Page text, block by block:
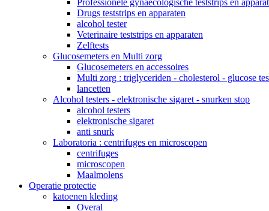
Drugs teststrips en apparaten
alcohol tester
Veterinaire teststrips en apparaten
Zelftests
Glucosemeters en Multi zorg
Glucosemeters en accessoires
Multi zorg : triglyceriden - cholesterol - glucose
lancetten
Alcohol testers - elektronische sigaret - snurken stop
alcohol testers
elektronische sigaret
anti snurk
Laboratoria : centrifuges en microscopen
centrifuges
microscopen
Maalmolens
Operatie protectie
katoenen kleding
Overal